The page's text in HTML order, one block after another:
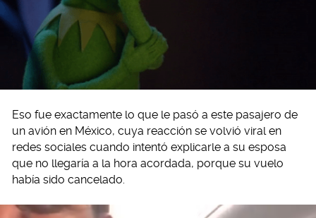
Eso fue exactamente lo que le pasó a este pasajero de
un avión en México, cuya reacción se volvió viral en
redes sociales cuando intentó explicarle a su esposa
que no llegaría a la hora acordada, porque su vuelo
había sido cancelado.